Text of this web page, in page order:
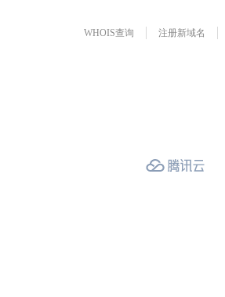
WHOIS查询 注册新域名